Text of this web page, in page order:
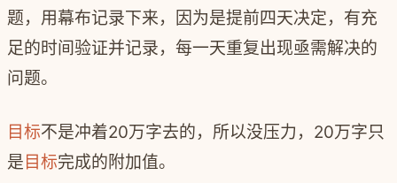
题，用幕布记录下来，因为是提前四天决定，有充
足的时间验证并记录，每一天重复出现亟需解决的
问题。
目标不是冲着20万字去的，所以没压力，20万字只
是 目标完成的附加值。